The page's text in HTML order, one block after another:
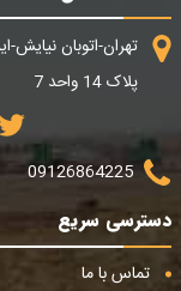
تهران-اتوبان
پلاک 14 واحد 7
09126864225
دسترسی سریع
تماس با ما